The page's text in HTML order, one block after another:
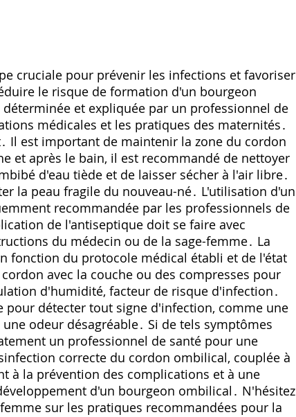
cruciale pour prévenir les infections et favoriser
le risque de formation d'un bourgeon
et expliquée par un professionnel de
médicales et les pratiques des maternités․
Il est important de maintenir la zone du cordon
et après le bain‚ il est recommandé de nettoyer
d'eau tiède et de laisser sécher à l'air libre․
la peau fragile du nouveau-né․ L'utilisation d'un
recommandée par les professionnels de
de l'antiseptique doit se faire avec
du médecin ou de la sage-femme․ La
fonction du protocole médical établi et de l'état
avec la couche ou des compresses pour
d'humidité‚ facteur de risque d'infection․
détecter tout signe d'infection‚ comme une
odeur désagréable․ Si de tels symptômes
un professionnel de santé pour une
correcte du cordon ombilical‚ couplée à
à la prévention des complications et à une
d'un bourgeon ombilical․ N'hésitez
sur les pratiques recommandées pour la